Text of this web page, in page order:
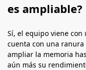
es ampliable?
Sí, el equipo viene con
cuenta con una
ampliar la memoria
aún más su